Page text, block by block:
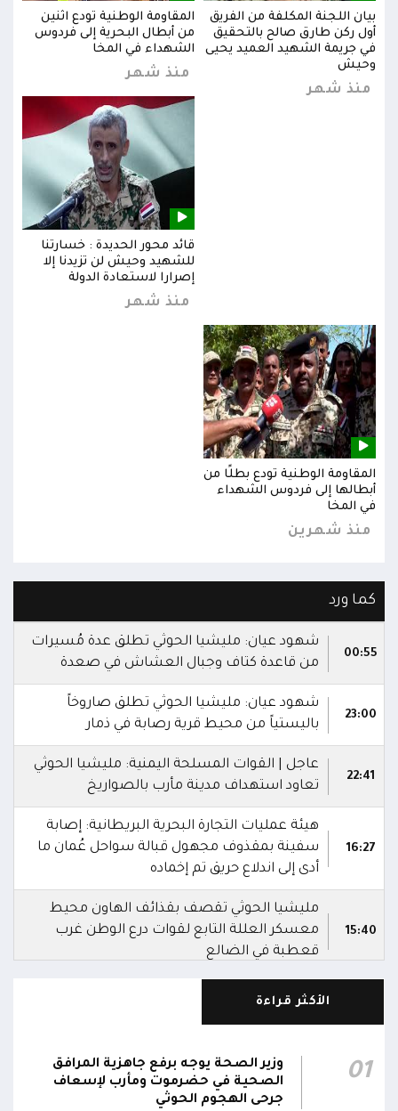
بيان اللجنة المكلفة من الفريق
أول ركن طارق صالح بالتحقيق
في جريمة الشهيد العميد يحيى
وحيش
منذ شهر
المقاومة الوطنية تودع اثنين
من أبطال البحرية إلى فردوس
الشهداء في المخا
منذ شهر
قائد محور الحديدة : خسارتنا
للشهيد وحيش لن تزيدنا إلا
إصرارا لاستعادة الدولة
منذ شهر
المقاومة الوطنية تودع بطلًا من
أبطالها إلى فردوس الشهداء
في المخا
منذ شهرين
كما ورد
00:55
شهود عيان: مليشيا الحوثي تطلق عدة مُسيرات
من قاعدة كتاف وجبال العشاش في صعدة
23:00
شهود عيان: مليشيا الحوثي تطلق صاروخاً
باليستياً من محيط قرية رصابة في ذمار
22:41
عاجل | القوات المسلحة اليمنية: مليشيا الحوثي
تعاود استهداف مدينة مأرب بالصواريخ
16:27
هيئة عمليات التجارة البحرية البريطانية: إصابة
سفينة بمقذوف مجهول قبالة سواحل عُمان ما
أدى إلى اندلاع حريق تم إخماده
15:40
مليشيا الحوثي تقصف بقذائف الهاون محيط
معسكر العللة التابع لقوات درع الوطن غرب
قعطبة في الضالع
مليشيا الحوثي تقصف أحياء سكنية غرب قعطبة
15:35
قصف حوثي عشوائي بالسلاح الثقيل يستهدف
مناطق مآهولة بقرى المعزوب والعبارى في
محافظة الضالع
الأكثر قراءة
01
وزير الصحة يوجه برفع جاهزية المرافق
الصحية في حضرموت ومأرب لإسعاف
جرحى الهجوم الحوثي